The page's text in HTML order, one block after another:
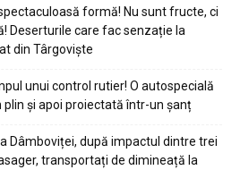
formă! Nu sunt fructe, ci
Deserturile care fac senzație la
din Târgoviște
unui control rutier! O autospecială
și apoi proiectată într-un șanț
Dâmboviței, după impactul dintre trei
transportați de dimineață la